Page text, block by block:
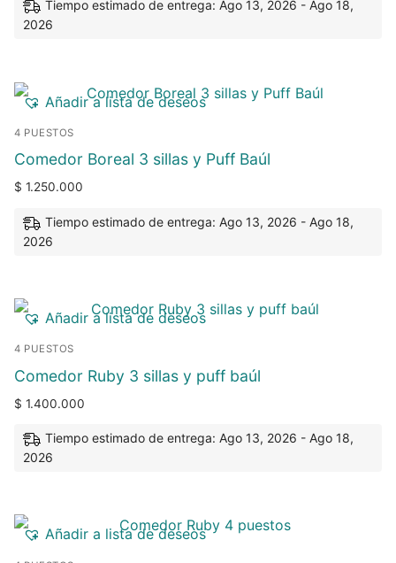
Tiempo estimado de entrega: Ago 13, 2026 - Ago 18,
2026
Añadir a lista de deseos
4 PUESTOS
Comedor Boreal 3 sillas y Puff Baúl
$ 1.250.000
Tiempo estimado de entrega: Ago 13, 2026 - Ago 18,
2026
Añadir a lista de deseos
4 PUESTOS
Comedor Ruby 3 sillas y puff baúl
$ 1.400.000
Tiempo estimado de entrega: Ago 13, 2026 - Ago 18,
2026
Añadir a lista de deseos